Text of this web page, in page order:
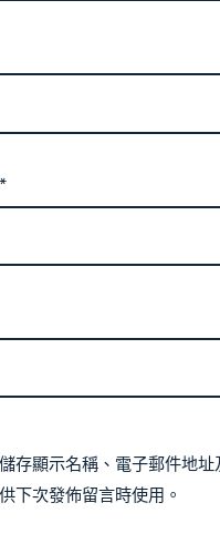
*
存顯示名稱、電子郵件地址
下次發佈留言時使用。